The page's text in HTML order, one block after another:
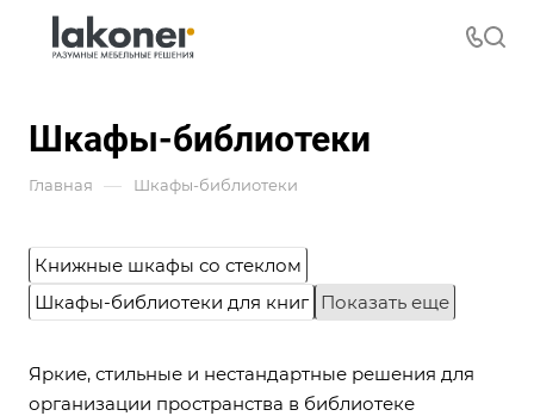
Шкафы-библиотеки
Главная — Шкафы-библиотеки
Книжные шкафы со стеклом
Шкафы-библиотеки для книг Показать еще
Яркие, стильные и нестандартные решения для
организации пространства в библиотеке